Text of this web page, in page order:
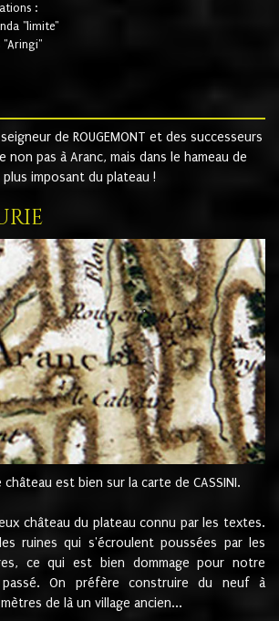
:
"limite"
"Aringi"
de ROUGEMONT et des successeurs
non pas à Aranc, mais dans le hameau de
imposant du plateau !
château est bien sur la carte de CASSINI.
château du plateau connu par les textes.
ruines qui s'écroulent poussées par les
ce qui est bien dommage pour notre
On préfère construire du neuf à
de là un village ancien...